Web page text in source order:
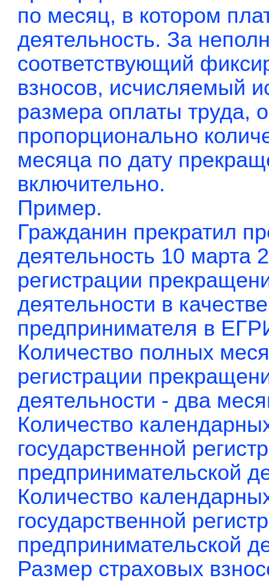
по месяц, в котором
деятельность. За
соответствующий
взносов, исчисляемый
размера оплаты труда,
пропорционально
месяца по дату
включительно.
Пример.
Гражданин прекратил
деятельность 10 марта
регистрации
деятельности в
предпринимателя в
Количество полных
регистрации
деятельности - два
Количество
государственной
предпринимательской
Количество
государственной
предпринимательской
Размер страховых